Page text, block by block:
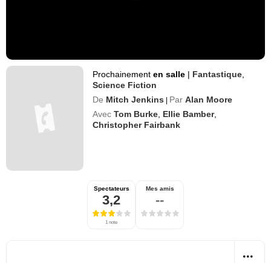
Prochainementen salle | Fantastique
Science Fiction
De Mitch Jenkins | Par Alan Moore
Avec Tom Burke Ellie Bamber,
Christopher Fairbank
Spectateurs
3,2
1 note
Mes amis
--